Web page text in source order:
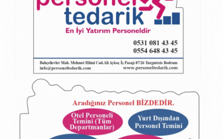
Marmarabirlik’ten üreticiye müjde...
1,2 milyar TL'lik dev ayni kredi
24.12.2025 - 10:55, Güncelleme: 24.12.2025 - 10:55
11087+ kez okundu.
ABONE OL